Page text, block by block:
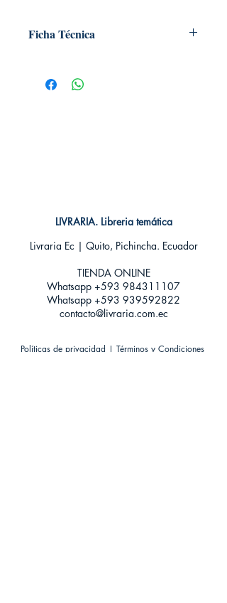
Ficha Técnica
Editorial: Norma Editorial
Idioma: Castellano
LIVRARIA. Libreria temática
Livraria Ec | Quito, Pichincha. Ecuador
TIENDA ONLINE​
Whatsapp +593 984311107
Whatsapp +593 939592822
contacto@livraria.com.ec
Políticas de privacidad | Términos y Condiciones